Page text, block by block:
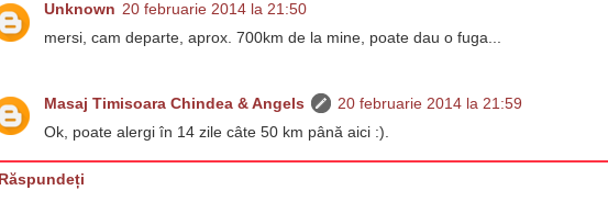
Unknown 20 februarie 2014 la 21:50
mersi, cam departe, aprox. 700km de la mine, poate dau o fuga...
Masaj Timisoara Chindea & Angels
20 februarie 2014 la 21:59
Ok, poate alergi în 14 zile câte 50 km până aici :).
Răspundeți